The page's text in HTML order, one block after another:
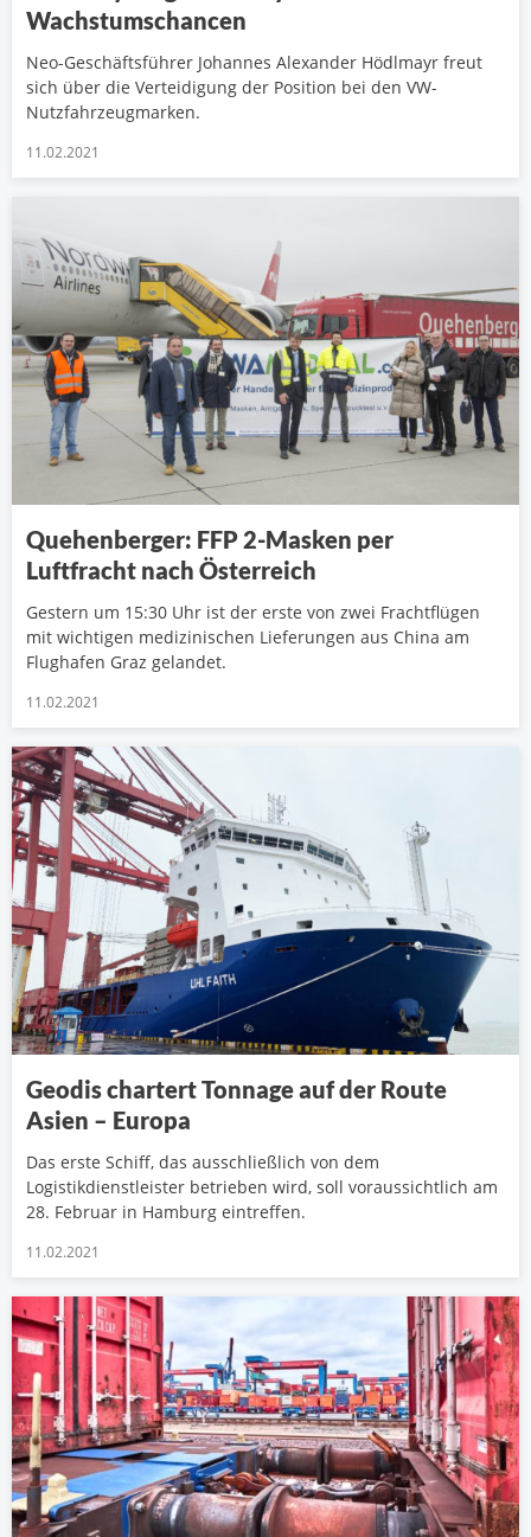
Wachstumschancen
Neo-Geschäftsführer Johannes Alexander Hödlmayr freut
sich über die Verteidigung der Position bei den VW-
Nutzfahrzeugmarken.
11.02.2021
Quehenberger: FFP 2-Masken per
Luftfracht nach Österreich
Gestern um 15:30 Uhr ist der erste von zwei Frachtflügen
mit wichtigen medizinischen Lieferungen aus China am
Flughafen Graz gelandet.
11.02.2021
Geodis chartert Tonnage auf der Route
Asien – Europa
Das erste Schiff, das ausschließlich von dem
Logistikdienstleister betrieben wird, soll voraussichtlich am
28. Februar in Hamburg eintreffen.
11.02.2021